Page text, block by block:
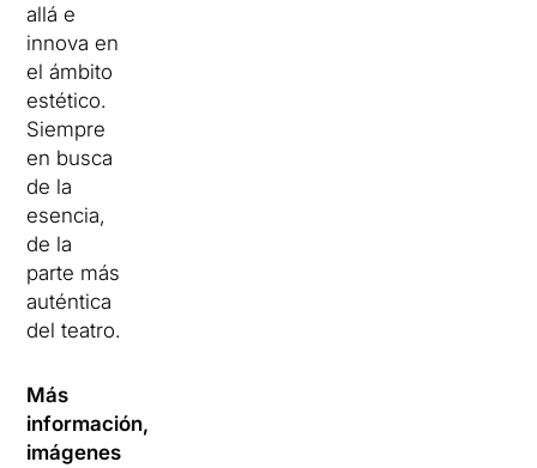
allá e
innova en
el ámbito
estético.
Siempre
en busca
de la
esencia,
de la
parte más
auténtica
del teatro.
Más
información,
imágenes